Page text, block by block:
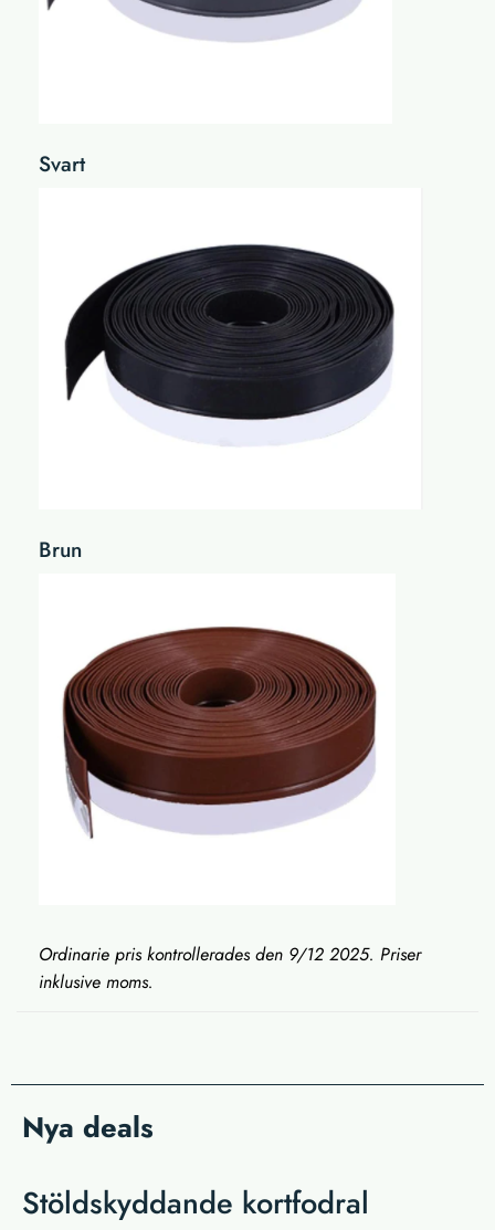
Svart
Brun
Ordinarie pris kontrollerades den 9/12 2025. Priser
inklusive moms.
Nya deals
Stöldskyddande kortfodral